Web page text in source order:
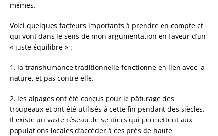
mêmes.
Voici quelques facteurs importants à prendre en compte et
qui vont dans le sens de mon argumentation en faveur d’un
« juste équilibre » :
1. la transhumance traditionnelle fonctionne en lien avec la
nature, et pas contre elle.
2. les alpages ont été conçus pour le pâturage des
troupeaux et ont été utilisés à cette fin pendant des siècles.
Il existe un vaste réseau de sentiers qui permettent aux
populations locales d’accéder à ces prés de haute